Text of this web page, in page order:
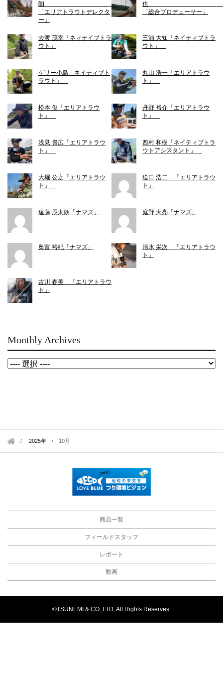
朗
「エリアトラウトデレクタ
ー」
「総合プロデューサー」
去渡 茂幸「ネィテイブトラ
ウト」
三浦 大知「ネイティブトラ
ウト」
ゲリー小島「ネイティブト
ラウト」
丸山 浩一「エリアトラウ
ト」
松本 俊「エリアトラウ
ト」
丹野 裕介「エリアトラウ
ト」
浅見 貴広「エリアトラウ
ト」
西村 和樹「ネイティブトラ
ウトアシスタント」
大堀 公之「エリアトラウ
ト」
迫口 浩二 「エリアトラウ
ト」
遠藤 辰太朗「ナマズ」 庭野 大亮「ナマズ」
奥富 裕紀「ナマズ」
清水 栄次 「エリアトラウ
ト」
古川 春美 「エリアトラウ
ト」
Monthly Archives
2025年 / 10月
商品一覧
フィールドスタッフ
レポート
動画
©TSUNEMI & CO.,LTD. All Rights Reserves.